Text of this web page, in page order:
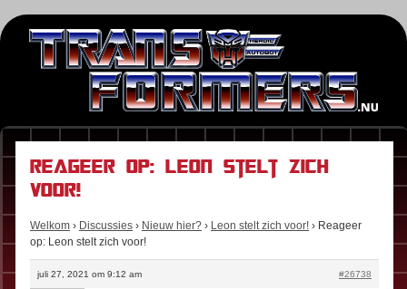
Reageer op: Leon stelt zich
voor!
Welkom › Discussies › Nieuw hier? › Leon stelt zich voor! › Reageer
op: Leon stelt zich voor!
juli 27, 2021 om 9:12 am #26738